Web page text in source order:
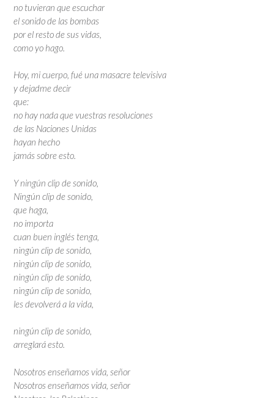
no tuvieran que escuchar
el sonido de las bombas
por el resto de sus vidas,
como yo hago.
Hoy, mi cuerpo, fué una masacre televisiva
y dejadme decir
que:
no hay nada que vuestras resoluciones
de las Naciones Unidas
hayan hecho
jamás sobre esto.
Y ningún clip de sonido,
Ningún clip de sonido,
que haga,
no importa
cuan buen inglés tenga,
ningún clip de sonido,
ningún clip de sonido,
ningún clip de sonido,
ningún clip de sonido,
les devolverá a la vida,
ningún clip de sonido,
arreglará esto.
Nosotros enseñamos vida, señor
Nosotros enseñamos vida, señor